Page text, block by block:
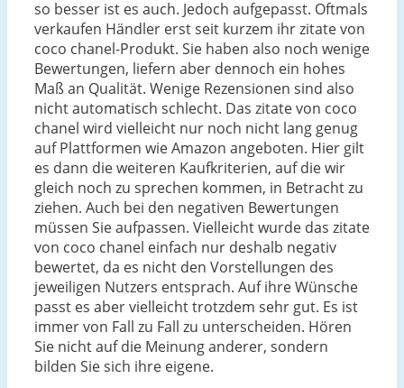
so besser ist es auch. Jedoch aufgepasst. Oftmals
verkaufen Händler erst seit kurzem ihr zitate von
coco chanel-Produkt. Sie haben also noch wenige
Bewertungen, liefern aber dennoch ein hohes
Maß an Qualität. Wenige Rezensionen sind also
nicht automatisch schlecht. Das zitate von coco
chanel wird vielleicht nur noch nicht lang genug
auf Plattformen wie Amazon angeboten. Hier gilt
es dann die weiteren Kaufkriterien, auf die wir
gleich noch zu sprechen kommen, in Betracht zu
ziehen. Auch bei den negativen Bewertungen
müssen Sie aufpassen. Vielleicht wurde das zitate
von coco chanel einfach nur deshalb negativ
bewertet, da es nicht den Vorstellungen des
jeweiligen Nutzers entsprach. Auf ihre Wünsche
passt es aber vielleicht trotzdem sehr gut. Es ist
immer von Fall zu Fall zu unterscheiden. Hören
Sie nicht auf die Meinung anderer, sondern
bilden Sie sich ihre eigene.